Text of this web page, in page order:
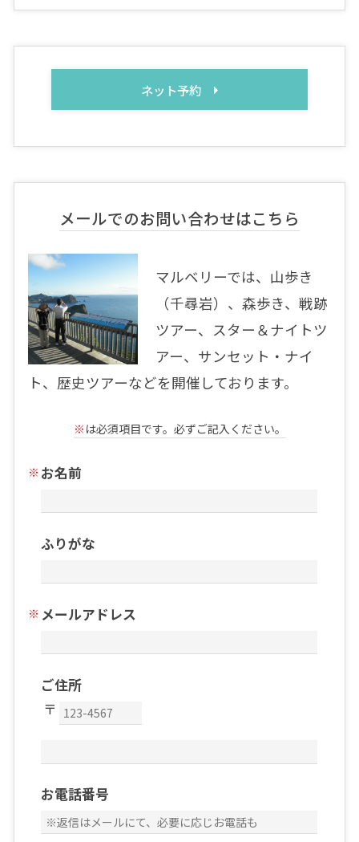
ネット予約
メールでのお問い合わせはこちら
マルベリーでは、山歩き
（千尋岩）、森歩き、戦跡
ツアー、スター＆ナイトツ
アー、サンセット・ナイ
ト、歴史ツアーなどを開催しております。
※ は必須項目です。必ずご記入ください。
お名前
ふりがな
メールアドレス
ご住所
お電話番号